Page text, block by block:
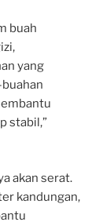
buah
yang
stabil,”
akan serat.
kandungan,